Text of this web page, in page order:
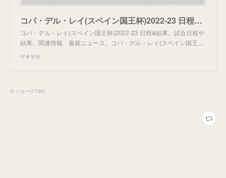
コパ・デル・レイ(スペイン国王杯)2022-23 日程&結果 | ゲキサカ
コパ・デル・レイ(スペイン国王杯)2022-23 日程&結果。試合日程や
結果、関連情報、最新ニュース。コパ・デル・レイ(スペイン国王…
ゲキサカ
サッカー(1730)